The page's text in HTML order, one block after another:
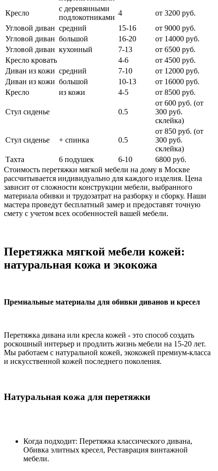
Кресло
с деревянными
подлокотниками
4
от 3200 руб.
Угловой диван средний 15-16
от 9000 руб.
Угловой диван большой 16-20
от 14000 руб.
Угловой диван кухонный 7-13
от 6500 руб.
Кресло кровать
4-6
от 4500 руб.
Диван из кожи средний 7-10
от 12000 руб.
Диван из кожи большой 10-13
от 16000 руб.
Кресло
из кожи 4-5 от 8500 руб.
Стул сиденье 0.5
от 600 руб. (от
300 руб.
cклейка)
Стул сиденье + спинка 0.5
от 850 руб. (от
300 руб.
склейка)
Тахта
6 подушек 6-10
6800 руб.
Стоимость перетяжки мягкой мебели на дому в Москве
рассчитывается индивидуально для каждого изделия. Цена
зависит от сложности конструкции мебели, выбранного
материала обивки и трудозатрат на разборку и сборку. Наши
мастера проведут бесплатный замер и предоставят точную
смету с учетом всех особенностей вашей мебели.
Перетяжка мягкой мебели кожей:
натуральная кожа и экокожа
Премиальные материалы для обивки диванов и кресел
Перетяжка дивана или кресла кожей - это способ создать
роскошный интерьер и продлить жизнь мебели на 15-20 лет.
Мы работаем с натуральной кожей, экокожей премиум-класса
и искусственной кожей последнего поколения.
Натуральная кожа для перетяжки
Когда подходит: Перетяжка классического дивана,
Обивка элитных кресел, Реставрация винтажной
мебели.